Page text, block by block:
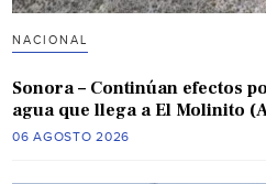
NACIONAL
Sonora – Continúan efectos
agua que llega a El Molinito
06 AGOSTO 2026